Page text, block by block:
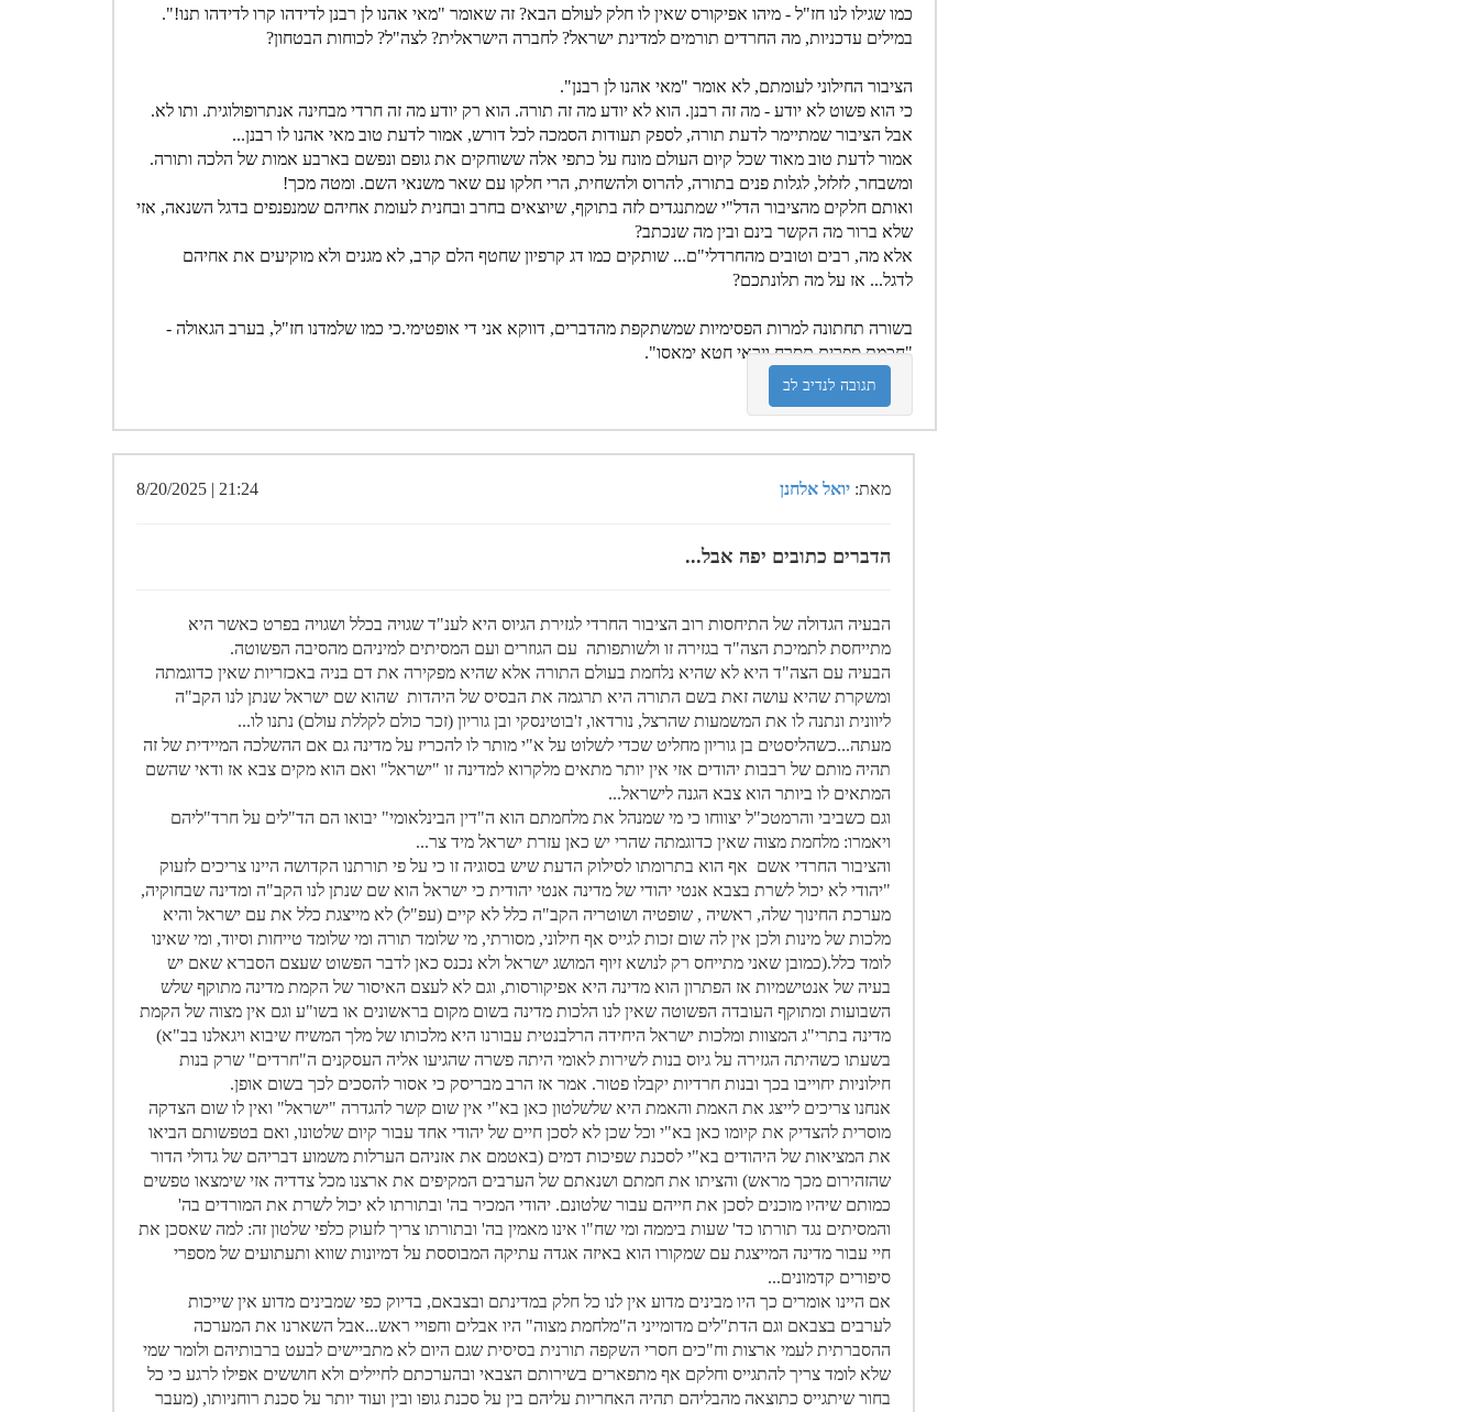
כמו שגילו לנו חז"ל - מיהו אפיקורס שאין לו חלק לעולם הבא? זה שאומר "מאי אהנו לן רבנן לדידהו קרו לדידהו תנו!".
במילים עדכניות, מה החרדים תורמים למדינת ישראל? לחברה הישראלית? לצה"ל? לכוחות הבטחון?
הציבור החילוני לעומתם, לא אומר "מאי אהנו לן רבנן".
כי הוא פשוט לא יודע - מה זה רבנן. הוא לא יודע מה זה תורה. הוא רק יודע מה זה חרדי מבחינה אנתרופולוגית. ותו לא.
אבל הציבור שמתיימר לדעת תורה, לספק תעודות הסמכה לכל דורש, אמור לדעת טוב מאי אהנו לו רבנן...
אמור לדעת טוב מאוד שכל קיום העולם מונח על כתפי אלה ששוחקים את גופם ונפשם בארבע אמות של הלכה ותורה.
ומשבחר, לזלזל, לגלות פנים בתורה, להרוס ולהשחית, הרי חלקו עם שאר משנאי השם. ומטה מכך!
ואותם חלקים מהציבור הדל"י שמתנגדים לזה בתוקף, שיוצאים בחרב ובחנית לעומת אחיהם שמנפנפים בדגל השנאה, אזי
שלא ברור מה הקשר בינם ובין מה שנכתב?
אלא מה, רבים וטובים מהחרדלי"ם... שותקים כמו דג קרפיון שחטף הלם קרב, לא מגנים ולא מוקיעים את אחיהם
לדגל... אז על מה תלונתכם?
בשורה תחתונה למרות הפסימיות שמשתקפת מהדברים, דווקא אני די אופטימי.כי כמו שלמדנו חז"ל, בערב הגאולה -
"חכמת ספרים תסרח ויראי חטא ימאסו".
תגובה לנדיב לב
מאת: יואל אלחנן 21:24 | 8/20/2025
הדברים כתובים יפה אבל...
הבעיה הגדולה של התיחסות רוב הציבור החרדי לגזירת הגיוס היא לענ"ד שגויה בכלל ושגויה בפרט כאשר היא
מתייחסת לתמיכת הצה"ד בגזירה זו ולשותפותה עם הגוזרים ועם המסיתים למיניהם מהסיבה הפשוטה.
הבעיה עם הצה"ד היא לא שהיא נלחמת בעולם התורה אלא שהיא מפקירה את דם בניה באכזריות שאין כדוגמתה
ומשקרת שהיא עושה זאת בשם התורה היא תרגמה את הבסיס של היהדות שהוא שם ישראל שנתן לנו הקב"ה
ליוונית ונתנה לו את המשמעות שהרצל, נורדאו, ז'בוטינסקי ובן גוריון (זכר כולם לקללת עולם) נתנו לו...
מעתה...כשהליסטים בן גוריון מחליט שכדי לשלוט על א"י מותר לו להכריז על מדינה גם אם ההשלכה המיידית של זה
תהיה מותם של רבבות יהודים אזי אין יותר מתאים מלקרוא למדינה זו "ישראל" ואם הוא מקים צבא אז ודאי שהשם
המתאים לו ביותר הוא צבא הגנה לישראל...
וגם כשביבי והרמטכ"ל יצווחו כי מי שמנהל את מלחמתם הוא ה"דין הבינלאומי" יבואו הם הד"לים על חרד"ליהם
ויאמרו: מלחמת מצוה שאין כדוגמתה שהרי יש כאן עזרת ישראל מיד צר...
והציבור החרדי אשם אף הוא בתרומתו לסילוק הדעת שיש בסוגיה זו כי על פי תורתנו הקדושה היינו צריכים לזעוק
"יהודי לא יכול לשרת בצבא אנטי יהודי של מדינה אנטי יהודית כי ישראל הוא שם שנתן לנו הקב"ה ומדינה שבחוקיה,
מערכת החינוך שלה, ראשיה , שופטיה ושוטריה הקב"ה כלל לא קיים (עפ"ל) לא מייצגת כלל את עם ישראל והיא
מלכות של מינות ולכן אין לה שום זכות לגייס אף חילוני, מסורתי, מי שלומד תורה ומי שלומד טייחות וסיוד, ומי שאינו
לומד כלל.(כמובן שאני מתייחס רק לנושא זיוף המושג ישראל ולא נכנס כאן לדבר הפשוט שעצם הסברא שאם יש
בעיה של אנטישמיות אז הפתרון הוא מדינה היא אפיקורסות, וגם לא לעצם האיסור של הקמת מדינה מתוקף שלש
השבועות ומתוקף העובדה הפשוטה שאין לנו הלכות מדינה בשום מקום בראשונים או בשו"ע וגם אין מצוה של הקמת
מדינה בתרי"ג המצוות ומלכות ישראל היחידה הרלבנטית עבורנו היא מלכותו של מלך המשיח שיבוא ויגאלנו בב"א)
בשעתו כשהיתה הגזירה על גיוס בנות לשירות לאומי היתה פשרה שהגיעו אליה העסקנים ה"חרדים" שרק בנות
חילוניות יחוייבו בכך ובנות חרדיות יקבלו פטור. אמר אז הרב מבריסק כי אסור להסכים לכך בשום אופן.
אנחנו צריכים לייצג את האמת והאמת היא שלשלטון כאן בא"י אין שום קשר להגדרה "ישראל" ואין לו שום הצדקה
מוסרית להצדיק את קיומו כאן בא"י וכל שכן לא לסכן חיים של יהודי אחד עבור קיום שלטונו, ואם בטפשותם הביאו
את המציאות של היהודים בא"י לסכנת שפיכות דמים (באטמם את אזניהם הערלות משמוע דבריהם של גדולי הדור
שהזהירום מכך מראש) והציתו את חמתם ושנאתם של הערבים המקיפים את ארצנו מכל צדדיה אזי שימצאו טפשים
כמותם שיהיו מוכנים לסכן את חייהם עבור שלטונם. יהודי המכיר בה' ובתורתו לא יכול לשרת את המורדים בה'
והמסיתים נגד תורתו כד' שעות ביממה ומי שח"ו אינו מאמין בה' ובתורתו צריך לזעוק כלפי שלטון זה: למה שאסכן את
חיי עבור מדינה המייצגת עם שמקורו הוא באיזה אגדה עתיקה המבוססת על דמיונות שווא ותעתועים של מספרי
סיפורים קדמונים...
אם היינו אומרים כך היו מבינים מדוע אין לנו כל חלק במדינתם ובצבאם, בדיוק כפי שמבינים מדוע אין שייכות
לערבים בצבאם וגם הדת"לים מדומייני ה"מלחמת מצוה" היו אבלים וחפויי ראש...אבל השארנו את המערכה
ההסברתית לעמי ארצות וח"כים חסרי השקפה תורנית בסיסית שגם היום לא מתביישים לבעט ברבותיהם ולומר שמי
שלא לומד צריך להתגייס וחלקם אף מתפארים בשירותם הצבאי ובהערכתם לחיילים ולא חוששים אפילו לרגע כי כל
בחור שיתגייס כתוצאה מהבליהם תהיה האחריות עליהם בין על סכנת גופו ובין ועוד יותר על סכנת רוחניותו, (מעבר